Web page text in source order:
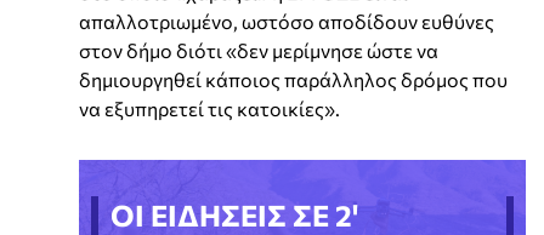
απαλλοτριωμένο, ωστόσο αποδίδουν ευθύνες
στον δήμο διότι «δεν μερίμνησε ώστε να
δημιουργηθεί κάποιος παράλληλος δρόμος που
να εξυπηρετεί τις κατοικίες».
ΟΙ ΕΙΔΗΣΕΙΣ ΣΕ 2'